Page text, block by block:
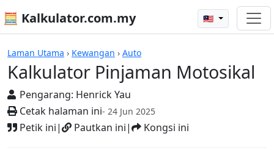
🧮 Kalkulator.com.my 🇲🇾
Laman Utama › Kewangan › Auto
Kalkulator Pinjaman Motosikal
Pengarang: Henrick Yau
Cetak halaman ini- 24 Jun 2025
Petik ini| Pautkan ini| Kongsi ini
Kalkulator